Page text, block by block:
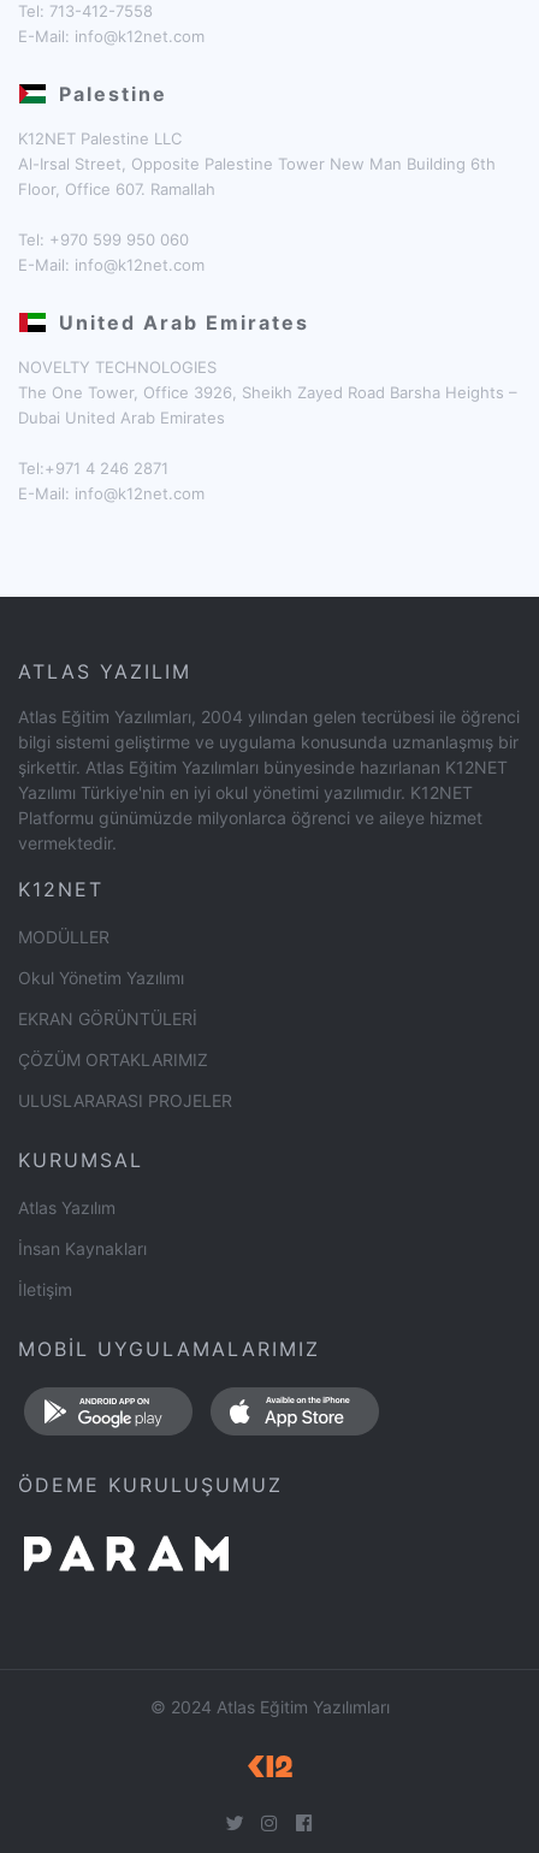
Tel: 713-412-7558
E-Mail: info@k12net.com
Palestine
K12NET Palestine LLC
Al-Irsal Street, Opposite Palestine Tower New Man Building 6th
Floor, Office 607. Ramallah
Tel: +970 599 950 060
E-Mail: info@k12net.com
United Arab Emirates
NOVELTY TECHNOLOGIES
The One Tower, Office 3926, Sheikh Zayed Road Barsha Heights –
Dubai United Arab Emirates
Tel:+971 4 246 2871
E-Mail: info@k12net.com
ATLAS YAZILIM
Atlas Eğitim Yazılımları, 2004 yılından gelen tecrübesi ile öğrenci
bilgi sistemi geliştirme ve uygulama konusunda uzmanlaşmış bir
şirkettir. Atlas Eğitim Yazılımları bünyesinde hazırlanan K12NET
Yazılımı Türkiye'nin en iyi okul yönetimi yazılımıdır. K12NET
Platformu günümüzde milyonlarca öğrenci ve aileye hizmet
vermektedir.
K12NET
MODÜLLER
Okul Yönetim Yazılımı
EKRAN GÖRÜNTÜLERİ
ÇÖZÜM ORTAKLARIMIZ
ULUSLARARASI PROJELER
KURUMSAL
Atlas Yazılım
İnsan Kaynakları
İletişim
MOBİL UYGULAMALARIMIZ
ÖDEME KURULUŞUMUZ
© 2024 Atlas Eğitim Yazılımları